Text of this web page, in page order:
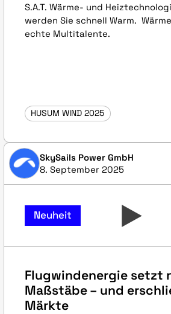
S.A.T. Wärme- und
werden Sie schnell Warm.
echte Multitalente.
HUSUM WIND 2025
SkySails Power GmbH
8. September 2025
Neuheit
Flugwindenergie setzt
Maßstäbe – und
Märkte